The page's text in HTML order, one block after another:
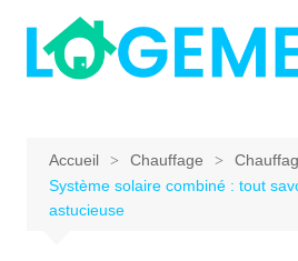
contenu
Accueil Chauffage
Système solaire combiné : tout
astucieuse